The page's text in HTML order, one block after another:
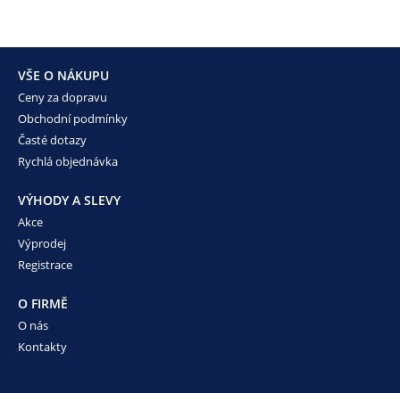
VŠE O NÁKUPU
Ceny za dopravu
Obchodní podmínky
Časté dotazy
Rychlá objednávka
VÝHODY A SLEVY
Akce
Výprodej
Registrace
O FIRMĚ
O nás
Kontakty